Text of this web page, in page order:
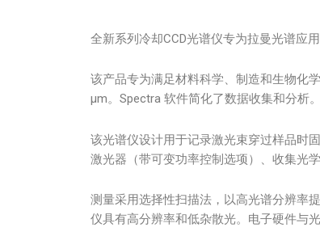
全新系列冷却CCD光谱仪专为拉曼光谱应
该产品专为满足材料科学、制造和生物化
µm。Spectra 软件简化了数据收集和分析
该光谱仪设计用于记录激光束穿过样品时
激光器（带可变功率控制选项）、收集光
测量采用选择性扫描法，以高光谱分辨率
仪具有高分辨率和低杂散光。电子硬件与